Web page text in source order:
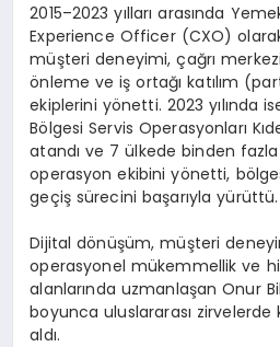
2015–2023 yılları arasında
Experience Officer (CXO)
müşteri deneyimi, çağrı
önleme ve iş ortağı katılım
ekiplerini yönetti. 2023 yılında
Bölgesi Servis Operasyonları
atandı ve 7 ülkede binden
operasyon ekibini yönetti,
geçiş sürecini başarıyla yürüttü.
Dijital dönüşüm, müşteri
operasyonel mükemmellik ve
alanlarında uzmanlaşan Onur
boyunca uluslararası zirvelerde
aldı.